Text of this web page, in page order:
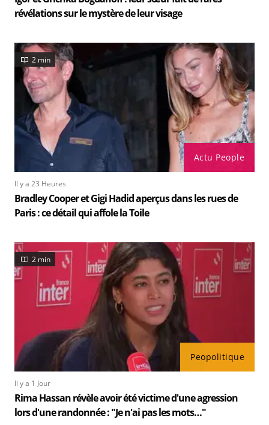
révélations sur le mystère de leur visage
Actu People
2 min
Il y a 23 Heures
Bradley Cooper et Gigi Hadid aperçus dans les rues de
Paris : ce détail qui affole la Toile
Peopolitique
2 min
Il y a 1 Jour
Rima Hassan révèle avoir été victime d'une agression
lors d'une randonnée : "Je n'ai pas les mots…"